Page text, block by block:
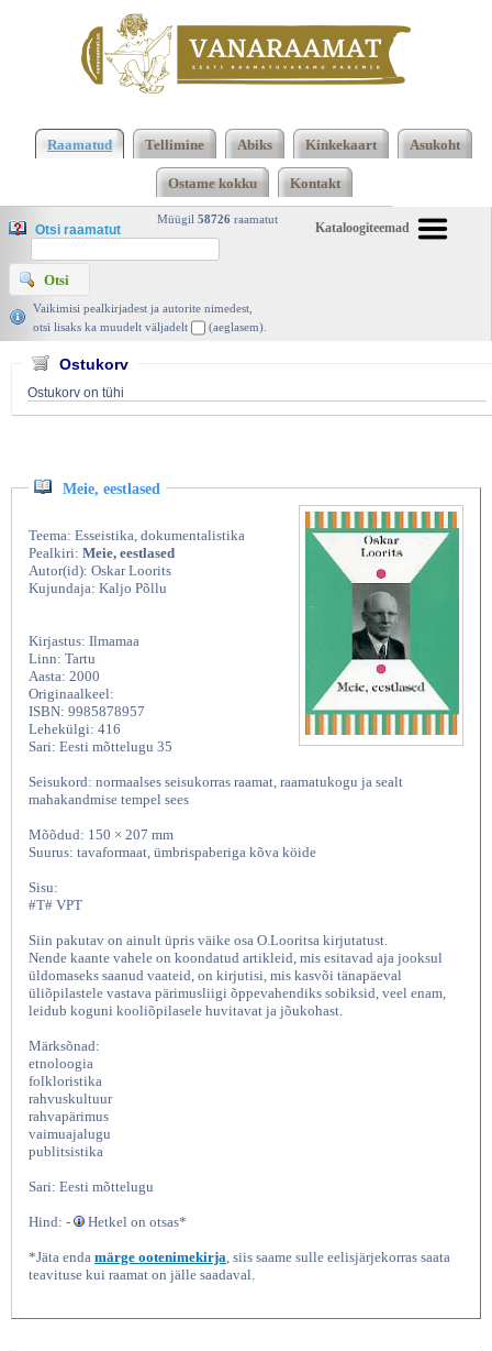
Meie, eestlased, Oskar Loorits,
eestlased, Oskar Loorits, Ilmamaa 2000 |
vanaraamat. ee
Raamatud Tellimine Abiks Kinkekaart Asukoht
Ostame kokku Kontakt
Kataloogiteemad
Müügil 58726 raamatut
Otsi raamatut
Vaikimisi pealkirjadest ja autorite nimedest,
otsi lisaks ka muudelt väljadelt
(aeglasem).
Ostukorv
Ostukorv on tühi
Meie, eestlased
Teema: Esseistika, dokumentalistika
Pealkiri: Meie, eestlased
Autor(id): Oskar Loorits
Kujundaja: Kaljo Põllu
Kirjastus: Ilmamaa
Linn: Tartu
Aasta: 2000
Originaalkeel:
ISBN: 9985878957
Lehekülgi: 416
Sari: Eesti mõttelugu 35
Seisukord: normaalses seisukorras raamat, raamatukogu ja sealt
mahakandmise tempel sees
Mõõdud: 150 × 207 mm
Suurus: tavaformaat, ümbrispaberiga kõva köide
Sisu:
#T# VPT
Siin pakutav on ainult üpris väike osa O.Looritsa kirjutatust.
Nende kaante vahele on koondatud artikleid, mis esitavad aja jooksul
üldomaseks saanud vaateid, on kirjutisi, mis kasvõi tänapäeval
üliõpilastele vastava pärimusliigi õppevahendiks sobiksid, veel enam,
leidub koguni kooliõpilasele huvitavat ja jõukohast.
Märksõnad:
etnoloogia
folkloristika
rahvuskultuur
rahvapärimus
vaimuajalugu
publitsistika
Sari: Eesti mõttelugu
Hind: - Hetkel on otsas*
*Jäta enda märge ootenimekirja, siis saame sulle eelisjärjekorras saata
teavituse kui raamat on jälle saadaval.